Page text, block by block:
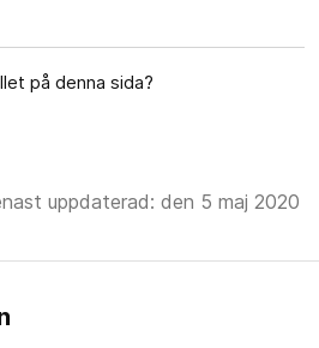
på denna sida?
uppdaterad: den 5 maj 2020